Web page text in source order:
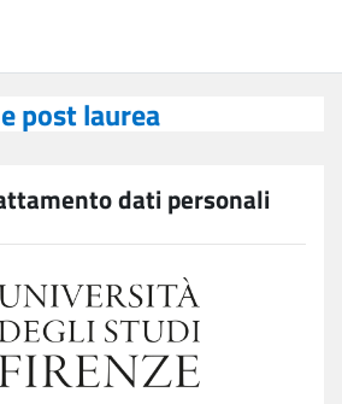
post laurea
dati personali